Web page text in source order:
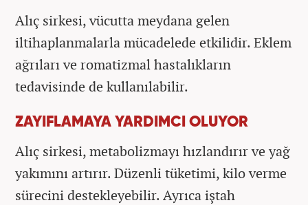
Alıç sirkesi, vücutta meydana gelen
iltihaplanmalarla mücadelede etkilidir. Eklem
ağrıları ve romatizmal hastalıkların
tedavisinde de kullanılabilir.
ZAYIFLAMAYA YARDIMCI OLUYOR
Alıç sirkesi, metabolizmayı hızlandırır ve yağ
yakımını artırır. Düzenli tüketimi, kilo verme
sürecini destekleyebilir. Ayrıca iştah